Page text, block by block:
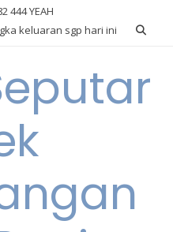
444 YEAH
keluaran sgp hari ini